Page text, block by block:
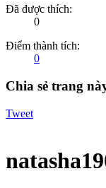
Đã được thích:
0
Điểm thành tích:
0
Chia sẻ trang
Tweet